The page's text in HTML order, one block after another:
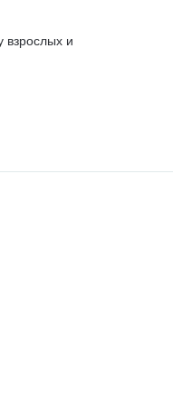
взрослых и